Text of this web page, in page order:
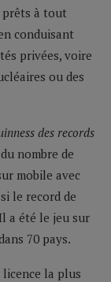
prêts à tout
conduisant
privées, voire
ou des
des records
nombre de
mobile avec
le record de
a été le jeu sur
70 pays.
licence la plus